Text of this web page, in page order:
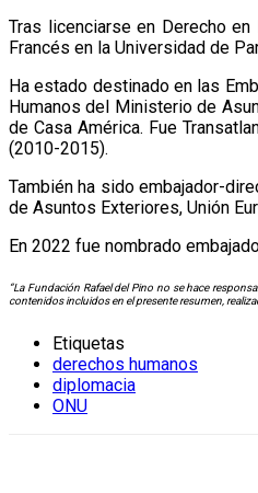
Tras licenciarse en Derecho
Francés en la Universidad de
Ha estado destinado en las
Humanos del Ministerio de
de Casa América. Fue
(2010-2015).
También ha sido embajador-
de Asuntos Exteriores, Unión
En 2022 fue nombrado
“La Fundación Rafael del Pino no se hace
contenidos incluidos en el presente resumen,
Etiquetas
derechos humanos
diplomacia
ONU